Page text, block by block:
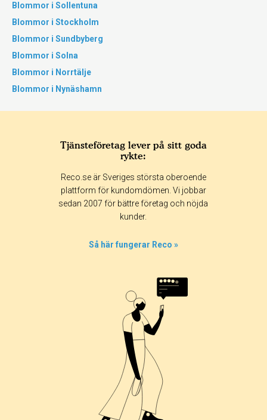
Blommor i Sollentuna
Blommor i Stockholm
Blommor i Sundbyberg
Blommor i Solna
Blommor i Norrtälje
Blommor i Nynäshamn
Tjänsteföretag lever på sitt goda
rykte:
Reco.se är Sveriges största oberoende
plattform för kundomdömen. Vi jobbar
sedan 2007 för bättre företag och nöjda
kunder.
Så här fungerar Reco »